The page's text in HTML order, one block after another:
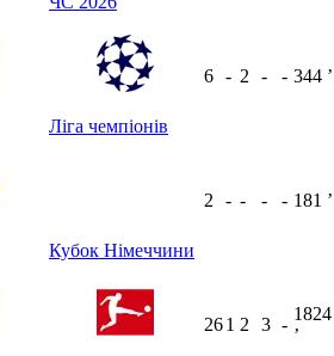
Ліга чемпіонів
6 - 2 - - 344 ʼ
Кубок Німеччини
2 - - - - 181 ʼ
261 2 3 -
1824
ʼ